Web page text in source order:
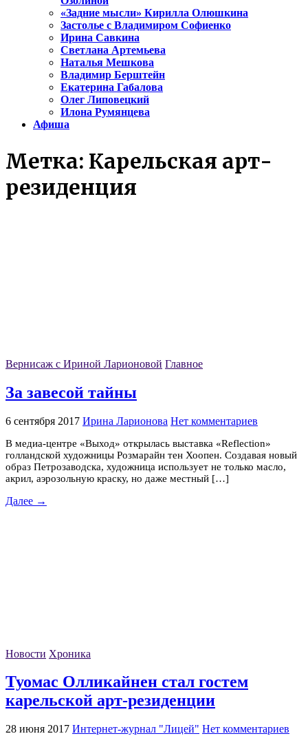
«Задние мысли» Кирилла Олюшкина
Застолье с Владимиром Софиенко
Ирина Савкина
Светлана Артемьева
Наталья Мешкова
Владимир Берштейн
Екатерина Габалова
Олег Липовецкий
Илона Румянцева
Афиша
Метка: Карельская арт-
резиденция
Вернисаж с Ириной Ларионовой Главное
За завесой тайны
6 сентября 2017 Ирина Ларионова Нет комментариев
В медиа-центре «Выход» открылась выставка «Reflection»
голландской художницы Розмарайн тен Хоопен. Создавая новый
образ Петрозаводска, художница использует не только масло,
акрил, аэрозольную краску, но даже местный […]
Далее →
Новости Хроника
Туомас Олликайнен стал гостем
карельской арт-резиденции
28 июня 2017 Интернет-журнал "Лицей" Нет комментариев